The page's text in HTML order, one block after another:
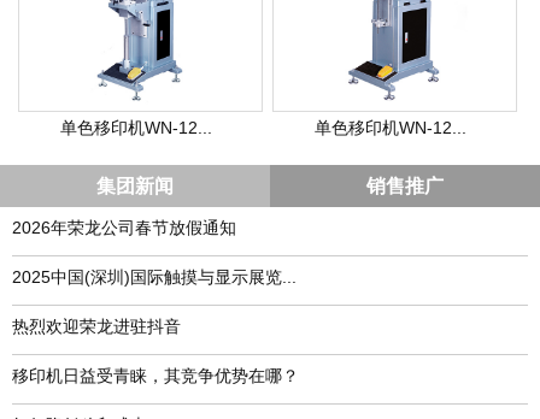
单色移印机WN-12... 单色移印机WN-12...
集团新闻 销售推广
2026年荣龙公司春节放假通知
​2025中国(深圳)国际触摸与显示展览...
热烈欢迎荣龙进驻抖音
移印机日益受青睐，其竞争优势在哪？